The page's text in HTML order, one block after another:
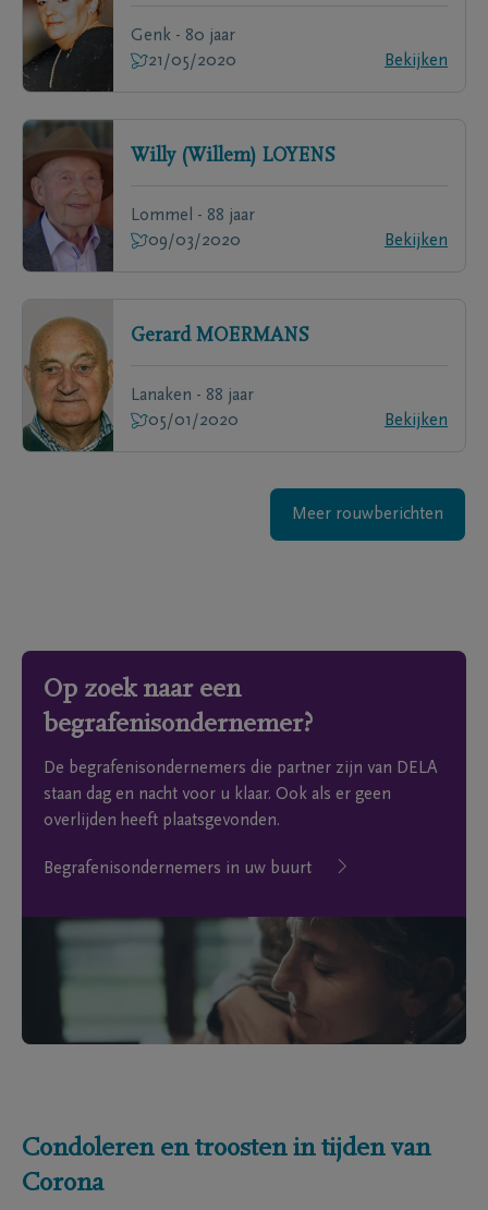
Genk - 80 jaar
21/05/2020
Bekijken
Willy (Willem) LOYENS
Lommel - 88 jaar
09/03/2020
Bekijken
Gerard MOERMANS
Lanaken - 88 jaar
05/01/2020
Bekijken
Meer rouwberichten
Op zoek naar een
begrafenisondernemer?
De begrafenisondernemers die partner zijn van DELA
staan dag en nacht voor u klaar. Ook als er geen
overlijden heeft plaatsgevonden.
Begrafenisondernemers in uw buurt
Condoleren en troosten in tijden van
Corona